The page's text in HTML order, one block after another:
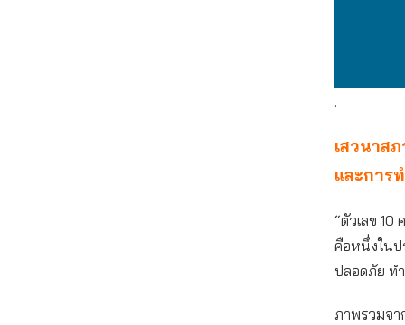
.
เสวนาส
และการ
“ตัวเลข 10
คือหนึ่งในป
ปลอดภัย ท
ภาพรวมจ